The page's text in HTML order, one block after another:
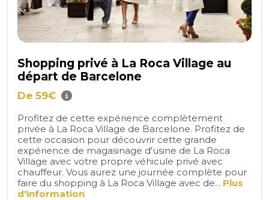
Shopping privé à La Roca Village au
départ de Barcelone
De 59€
Profitez de cette expérience complètement
privée à La Roca Village de Barcelone. Profitez de
cette occasion pour découvrir cette grande
expérience de magasinage d'usine de La Roca
Village avec votre propre véhicule privé avec
chauffeur. Vous aurez une journée complète pour
faire du shopping à La Roca Village avec de... Plus
d'information